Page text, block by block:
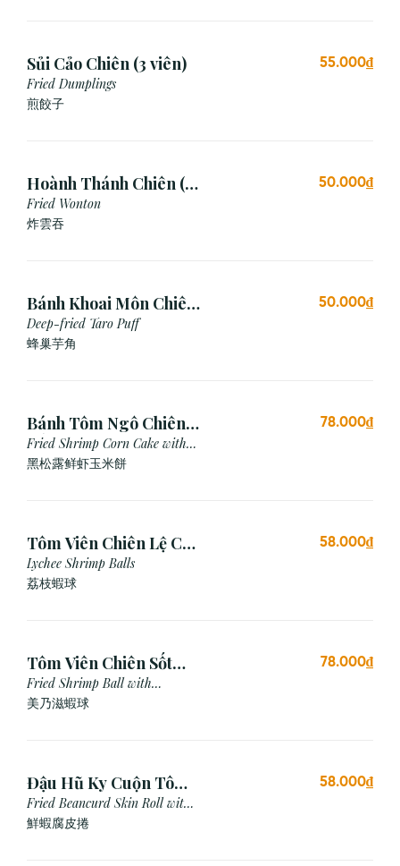
Sủi Cảo Chiên (3 viên)
Fried Dumplings
煎餃子
55.000₫
Hoành Thánh Chiên (3
viên)
Fried Wonton
炸雲吞
50.000₫
Bánh Khoai Môn Chiên
Xù (3 viên)
Deep-fried Taro Puff
蜂巢芋角
50.000₫
Bánh Tôm Ngô Chiên
Nấm Truffle (3 viên)
Fried Shrimp Corn Cake with
Truffle
黑松露鲜虾玉米餅
78.000₫
Tôm Viên Chiên Lệ Chi
(3 viên)
Lychee Shrimp Balls
荔枝蝦球
58.000₫
Tôm Viên Chiên Sốt
Mayonnaise (3 viên)
Fried Shrimp Ball with
Mayonnaise Sauce
美乃滋蝦球
78.000₫
Đậu Hũ Ky Cuộn Tôm
Chiên (3 cái)
Fried Beancurd Skin Roll with
Shrimp
鮮蝦腐皮捲
58.000₫